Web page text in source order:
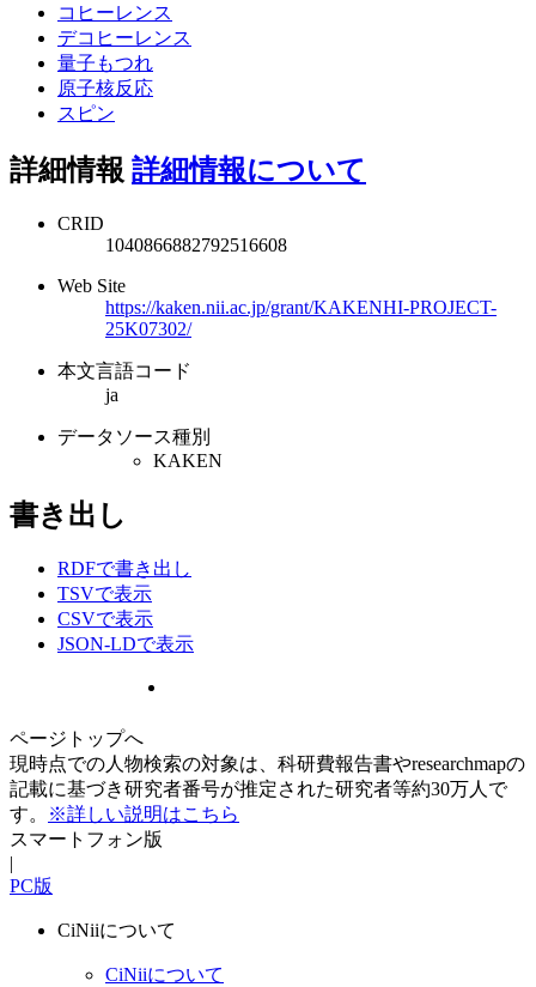
コヒーレンス
デコヒーレンス
量子もつれ
原子核反応
スピン
詳細情報 詳細情報について
CRID
1040866882792516608
Web Site
https://kaken.nii.ac.jp/grant/KAKENHI-PROJECT-
25K07302/
本文言語コード
ja
データソース種別
KAKEN
書き出し
RDFで書き出し
TSVで表示
CSVで表示
JSON-LDで表示
ページトップへ
現時点での人物検索の対象は、科研費報告書やresearchmapの
記載に基づき研究者番号が推定された研究者等約30万人で
す。
※詳しい説明はこちら
スマートフォン版
|
PC版
CiNiiについて
CiNiiについて